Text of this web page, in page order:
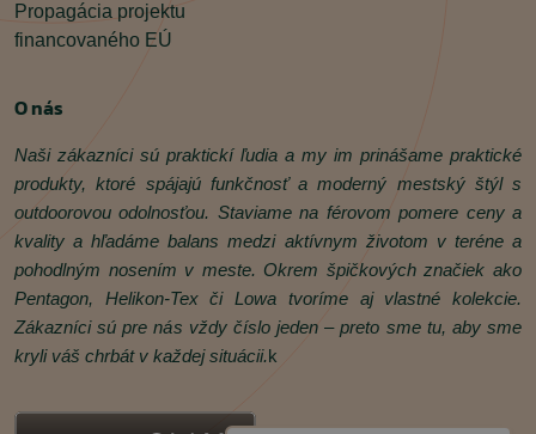
Propagácia projektu
financovaného EÚ
O nás
Naši zákazníci sú praktickí ľudia a my im prinášame praktické
produkty, ktoré spájajú funkčnosť a moderný mestský štýl s
outdoorovou odolnosťou. Staviame na férovom pomere ceny a
kvality a hľadáme balans medzi aktívnym životom v teréne a
pohodlným nosením v meste. Okrem špičkových značiek ako
Pentagon, Helikon‑Tex či Lowa tvoríme aj vlastné kolekcie.
Zákazníci sú pre nás vždy číslo jeden – preto sme tu, aby sme
kryli váš chrbát v každej situácii.k